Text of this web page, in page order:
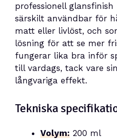
professionell
särskilt användbar för
matt eller livlöst, och
lösning för att se mer
fungerar lika bra inför
till vardags, tack vare
långvariga effekt.
Tekniska
Volym: 200 ml